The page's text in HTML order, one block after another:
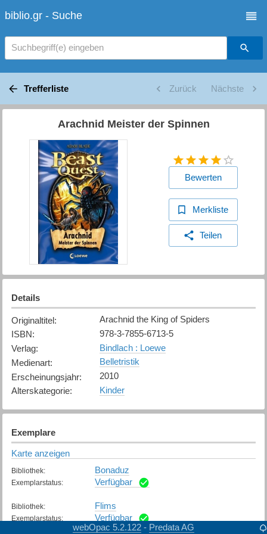
biblio.gr - Suche
Suchbegriff(e) eingeben
Trefferliste Zurück Nächste
Arachnid Meister der Spinnen
Bewerten
Merkliste
Teilen
Details
Originaltitel:
Arachnid the King of Spiders
ISBN:
978-3-7855-6713-5
Verlag:
Bindlach : Loewe
Medienart:
Belletristik
Erscheinungsjahr:
2010
Alterskategorie: Kinder
Exemplare
Karte anzeigen
Bibliothek: Bonaduz
Exemplarstatus: Verfügbar
Bibliothek: Flims
Exemplarstatus:
Verfügbar
webOpac 5.2.122 - Predata AG